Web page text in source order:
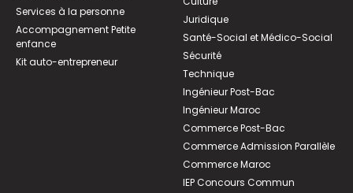
Services à la personne
Accompagnement Petite
enfance
Kit auto-entrepreneur
Juridique
Santé-Social et Médico-Social
Sécurité
Technique
Ingénieur Post-Bac
Ingénieur Maroc
Commerce Post-Bac
Commerce Admission Parallèle
Commerce Maroc
IEP Concours Commun